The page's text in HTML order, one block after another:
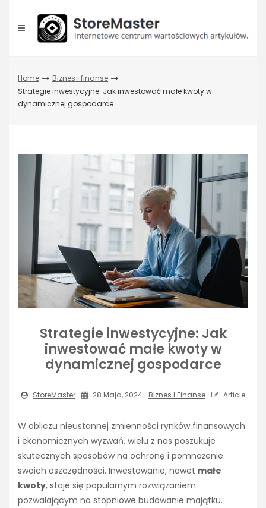
content
Home
Biznes i finanse
Strategie inwestycyjne: Jak inwestować małe kwoty w
dynamicznej gospodarce
Strategie inwestycyjne: Jak
inwestować małe kwoty w
dynamicznej gospodarce
StoreMaster 28 Maja, 2024 Biznes I Finanse Article
W obliczu nieustannej zmienności rynków finansowych
i ekonomicznych wyzwań, wielu z nas poszukuje
skutecznych sposobów na ochronę i pomnożenie
swoich oszczędności. Inwestowanie, nawet małe
kwoty, staje się popularnym rozwiązaniem
pozwalającym na stopniowe budowanie majątku.